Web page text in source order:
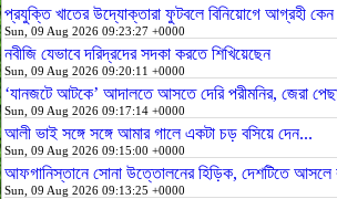
প্রযুক্তি খাতের উদ্যোক্তারা ফুটবলে বিনিয়োগে আগ্রহী কেন
Sun, 09 Aug 2026 09:23:27 +0000
নবীজি যেভাবে দরিদ্রদের সদকা করতে শিখিয়েছেন
Sun, 09 Aug 2026 09:20:11 +0000
‘যানজটে আটকে’ আদালতে আসতে দেরি পরীমনির, জেরা
Sun, 09 Aug 2026 09:17:14 +0000
আলী ভাই সঙ্গে সঙ্গে আমার গালে একটা চড় বসিয়ে দেন...
Sun, 09 Aug 2026 09:15:00 +0000
আফগানিস্তানে সোনা উত্তোলনের হিড়িক, দেশটিতে আসলে
Sun, 09 Aug 2026 09:13:25 +0000